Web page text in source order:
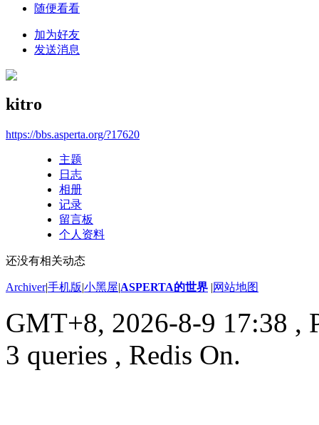
随便看看
加为好友
发送消息
kitro
https://bbs.asperta.org/?17620
主题
日志
相册
记录
留言板
个人资料
还没有相关动态
Archiver|手机版|小黑屋|ASPERTA的世界 |网站地图
GMT+8, 2026-8-9 17:38 ,
3 queries , Redis On.